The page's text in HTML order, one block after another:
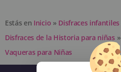
Estás en Inicio » Disfraces infantiles
Disfraces de la Historia para niñas »
Vaqueras para Niñas